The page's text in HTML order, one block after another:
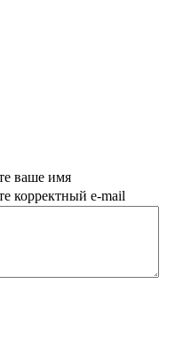
ваше имя
корректный e-mail